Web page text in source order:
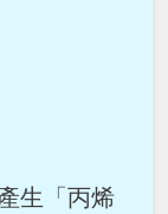
生「丙烯